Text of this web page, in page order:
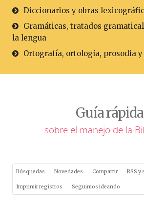
Diccionarios y obras
Gramáticas, tratados
la lengua
Ortografía, ortología, prosodia
Guía rápida
sobre el manejo de la
Búsquedas Novedades Compartir RSS y
Imprimir registros Seguimos ideando